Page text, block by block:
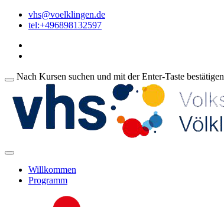
vhs@voelklingen.de
tel:+496898132597
Nach Kursen suchen und mit der Enter-Taste bestätigen
Willkommen
Programm